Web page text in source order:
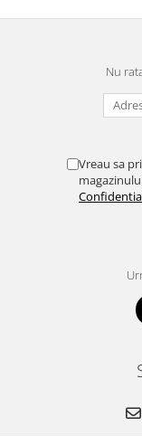
atras atentia ca nu
cablul de video de la
Nu
Vreau sa